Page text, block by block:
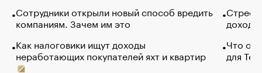
Сотрудники открыли новый способ вредить
компаниям. Зачем им это
Как налоговики ищут доходы
неработающих покупателей яхт и квартир
Что
для